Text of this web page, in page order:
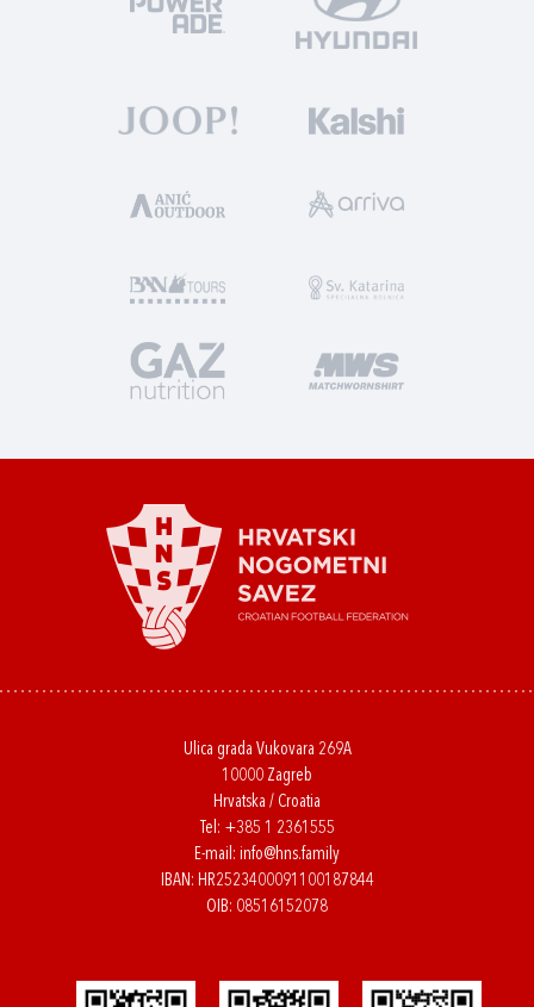
Ulica grada Vukovara 269A
10000 Zagreb
Hrvatska / Croatia
Tel: +385 1 2361555
E-mail: info@hns.family
IBAN: HR2523400091100187844
OIB: 08516152078